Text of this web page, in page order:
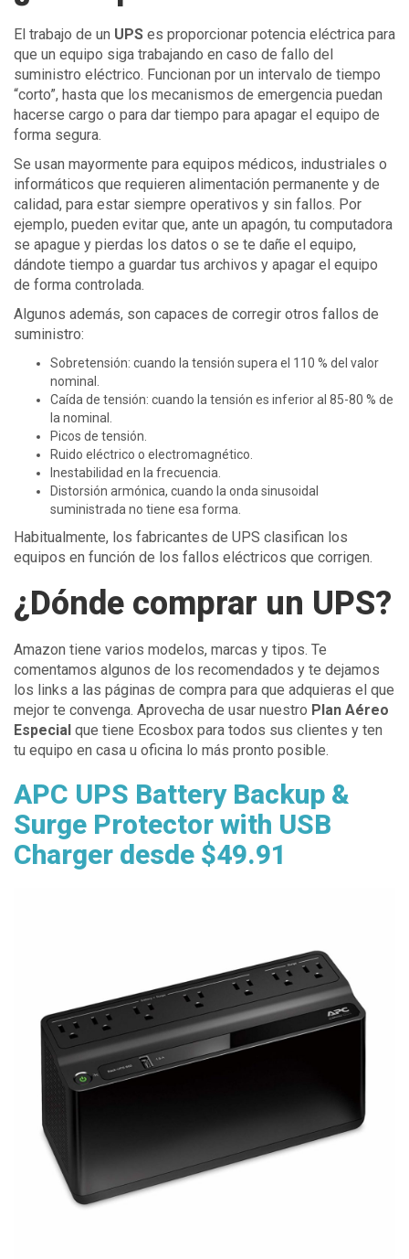
El trabajo de un UPS es proporcionar potencia eléctrica para
que un equipo siga trabajando en caso de fallo del
suministro eléctrico. Funcionan por un intervalo de tiempo
“corto”, hasta que los mecanismos de emergencia puedan
hacerse cargo o para dar tiempo para apagar el equipo de
forma segura.
Se usan mayormente para equipos médicos, industriales o
informáticos que requieren alimentación permanente y de
calidad, para estar siempre operativos y sin fallos. Por
ejemplo, pueden evitar que, ante un apagón, tu computadora
se apague y pierdas los datos o se te dañe el equipo,
dándote tiempo a guardar tus archivos y apagar el equipo
de forma controlada.
Algunos además, son capaces de corregir otros fallos de
suministro:
Sobretensión: cuando la tensión supera el 110 % del valor
nominal.
Caída de tensión: cuando la tensión es inferior al 85-80 % de
la nominal.
Picos de tensión.
Ruido eléctrico o electromagnético.
Inestabilidad en la frecuencia.
Distorsión armónica, cuando la onda sinusoidal
suministrada no tiene esa forma.
Habitualmente, los fabricantes de UPS clasifican los
equipos en función de los fallos eléctricos que corrigen.
¿Dónde comprar un UPS?
Amazon tiene varios modelos, marcas y tipos. Te
comentamos algunos de los recomendados y te dejamos
los links a las páginas de compra para que adquieras el que
mejor te convenga. Aprovecha de usar nuestro Plan Aéreo
Especial que tiene Ecosbox para todos sus clientes y ten
tu equipo en casa u oficina lo más pronto posible.
APC UPS Battery Backup &
Surge Protector with USB
Charger desde $49.91